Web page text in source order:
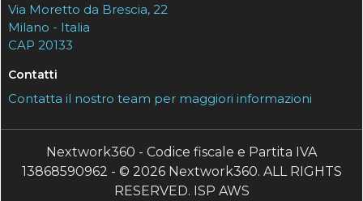
Via Moretto da Brescia, 22
Milano - Italia
CAP 20133
Contatti
Contatta il nostro team per maggiori informazioni
Nextwork360 - Codice fiscale e Partita IVA
13868590962 - © 2026 Nextwork360. ALL RIGHTS
RESERVED. ISP AWS